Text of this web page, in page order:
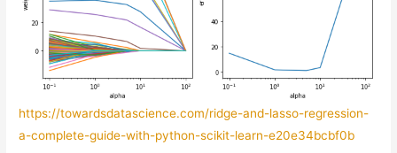
https://towardsdatascience.com/ridge-and-lasso-regression-
a-complete-guide-with-python-scikit-learn-e20e34bcbf0b